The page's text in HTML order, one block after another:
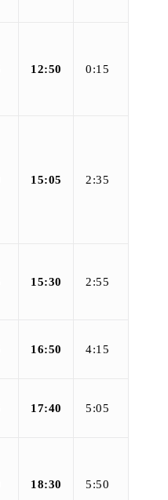
12:50 0:15
15:05 2:35
15:30 2:55
16:50 4:15
17:40 5:05
18:30 5:50